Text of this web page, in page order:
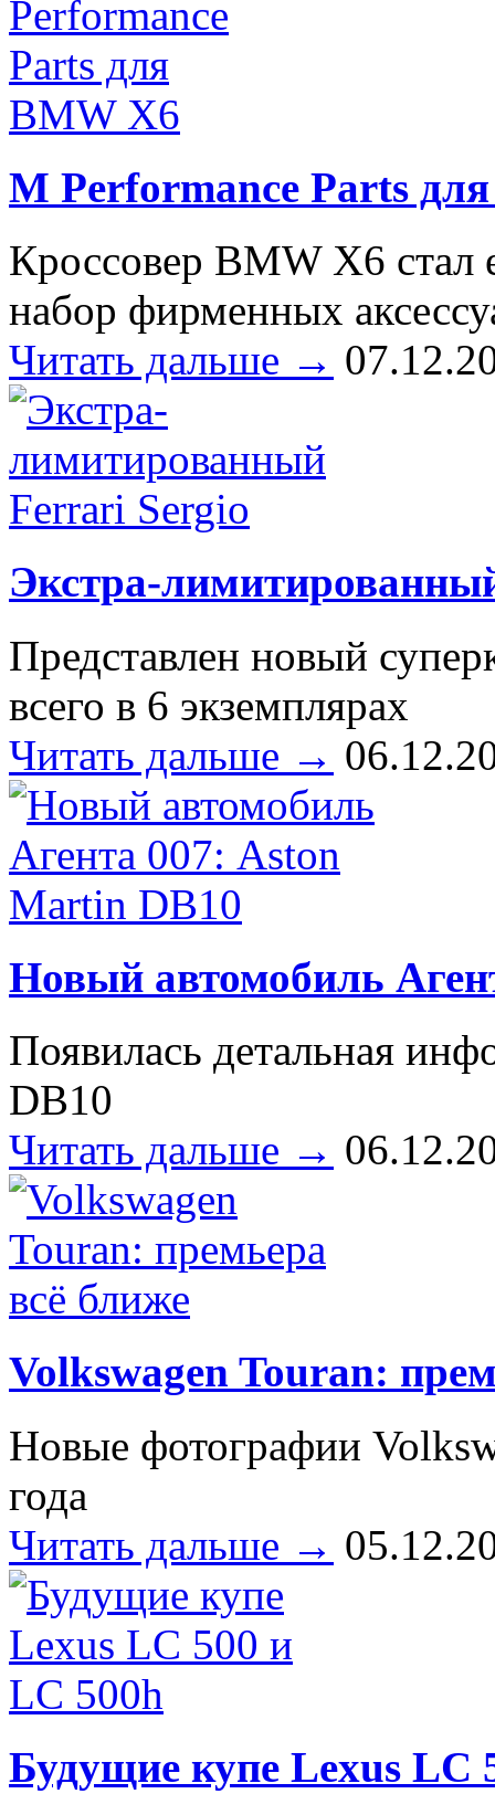
M Performance Parts
Кроссовер BMW X6 стал
набор фирменных
Читать дальше →
Экстра-
Представлен новый
всего в 6 экземплярах
Читать дальше →
Новый автомобиль
Появилась детальная
DB10
Читать дальше →
Volkswagen Touran:
Новые фотографии
года
Читать дальше →
Будущие купе Lexus LC